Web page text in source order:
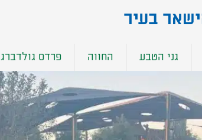
בעיר​
גני הטבע החווה פרדס גולדברג